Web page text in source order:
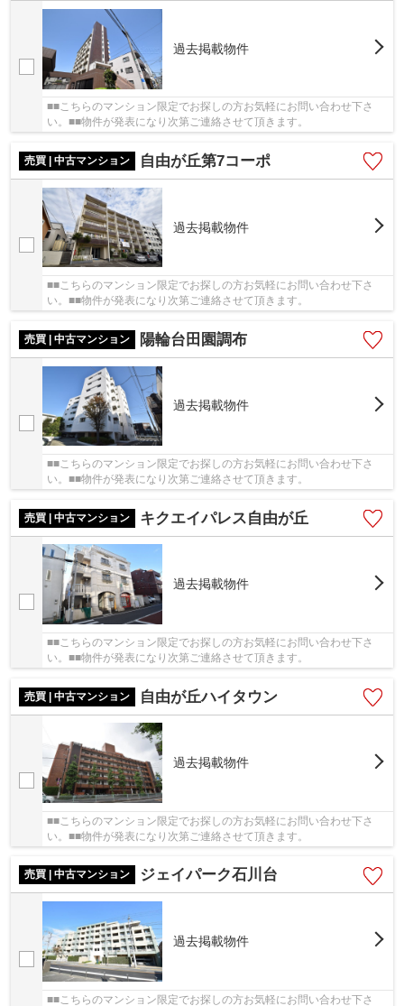
過去掲載物件
■■こちらのマンション限定でお探しの方お気軽にお問い合わせ下さ
い。■■物件が発表になり次第ご連絡させて頂きます。
売買 | 中古マンション 自由が丘第7コーポ
過去掲載物件
■■こちらのマンション限定でお探しの方お気軽にお問い合わせ下さ
い。■■物件が発表になり次第ご連絡させて頂きます。
売買 | 中古マンション 陽輪台田園調布
過去掲載物件
■■こちらのマンション限定でお探しの方お気軽にお問い合わせ下さ
い。■■物件が発表になり次第ご連絡させて頂きます。
売買 | 中古マンション キクエイパレス自由が丘
過去掲載物件
■■こちらのマンション限定でお探しの方お気軽にお問い合わせ下さ
い。■■物件が発表になり次第ご連絡させて頂きます。
売買 | 中古マンション 自由が丘ハイタウン
過去掲載物件
■■こちらのマンション限定でお探しの方お気軽にお問い合わせ下さ
い。■■物件が発表になり次第ご連絡させて頂きます。
売買 | 中古マンション ジェイパーク石川台
過去掲載物件
■■こちらのマンション限定でお探しの方お気軽にお問い合わせ下さ